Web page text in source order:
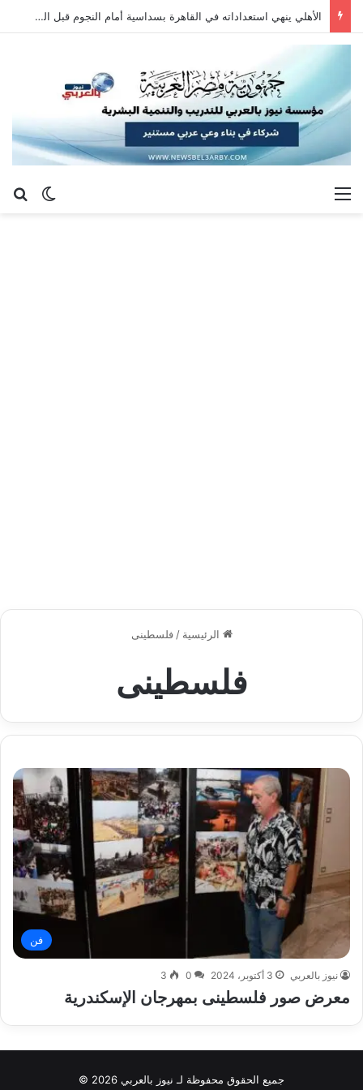
الأهلي ينهي استعداداته في القاهرة بسداسية أمام النجوم قبل السفر إلى إسبانيا
الوضع القائمة
الرئيسية / فلسطينى
فلسطينى
فن
نيوز بالعربي 3 أكتوبر، 2024 0
3
معرض صور فلسطينى بمهرجان الإسكندرية
جميع الحقوق محفوظة لـ نيوز بالعربي 2026 ©